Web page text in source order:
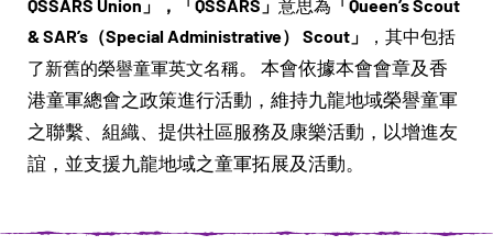
QSSARS Union」
， 「QSSARS」 意思為 「Queen’s Scout
& SAR’s（Special Administrative） Scout」
，其中包括
了新舊的榮譽童軍英文名稱 。 本會依據本會會章及香
港童軍總會之政策進行活動，維持九龍地域榮譽童軍
之聯繫、組織、提供社區服務及康樂活動，以增進友
誼，並支援九龍地域之童軍拓展及活動。